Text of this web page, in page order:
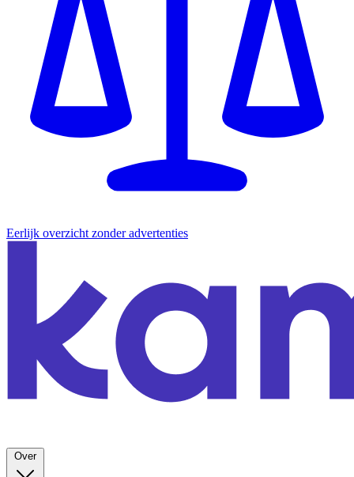
Eerlijk overzicht zonder advertenties
Over